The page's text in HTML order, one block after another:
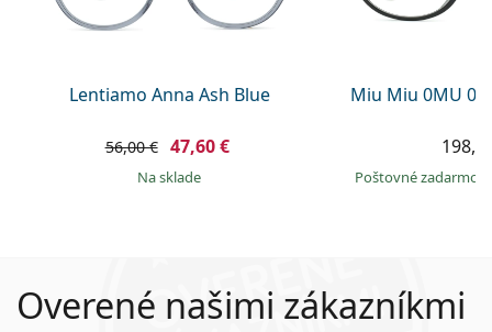
Lentiamo Anna Ash Blue
56,00 € 47,60 €
na sklade
Miu Miu 0MU
Poštovné zadarmo
Overené našimi zákazníkmi